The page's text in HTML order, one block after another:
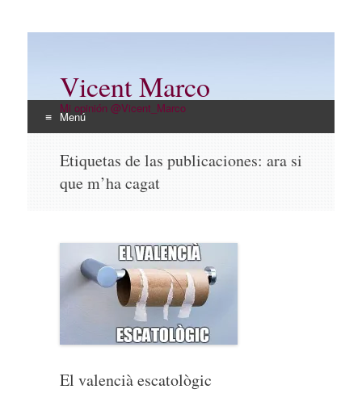
Vicent Marco
Mi opinión @Vicent_Marco
Menú
contenido
Etiquetas de las publicaciones: ara si
que m’ha cagat
El valencià escatològic